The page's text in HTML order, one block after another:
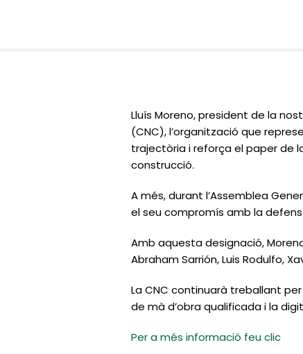
Lluís Moreno, president de la
(CNC), l’organització que
trajectòria i reforça el paper de
construcció.
A més, durant l’Assemblea
el seu compromís amb la
Amb aquesta designació,
Abraham Sarrión, Luis Rodulfo,
La CNC continuarà treballant
de mà d’obra qualificada i la
Per a més informació feu clic